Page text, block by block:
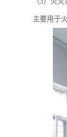
主要用于